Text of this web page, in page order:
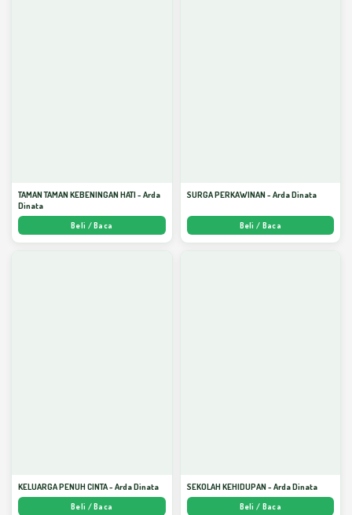
TAMAN TAMAN KEBENINGAN HATI - Arda
Dinata
Beli / Baca
SURGA PERKAWINAN - Arda Dinata
Beli / Baca
KELUARGA PENUH CINTA - Arda Dinata
Beli / Baca
SEKOLAH KEHIDUPAN - Arda Dinata
Beli / Baca